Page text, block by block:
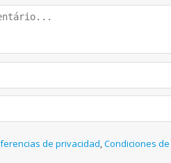
de privacidad,Condiciones